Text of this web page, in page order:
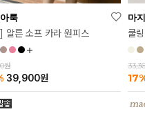
룩
알른 소프 카라 원피스
원
39,900원
마
쿨